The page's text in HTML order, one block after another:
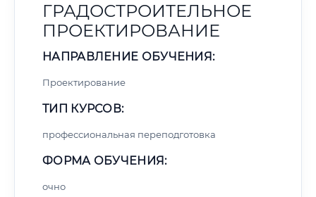
ГРАДОСТРОИТЕЛЬНОЕ
ПРОЕКТИРОВАНИЕ
НАПРАВЛЕНИЕ ОБУЧЕНИЯ:
Проектирование
ТИП КУРСОВ:
профессиональная переподготовка
ФОРМА ОБУЧЕНИЯ:
очно